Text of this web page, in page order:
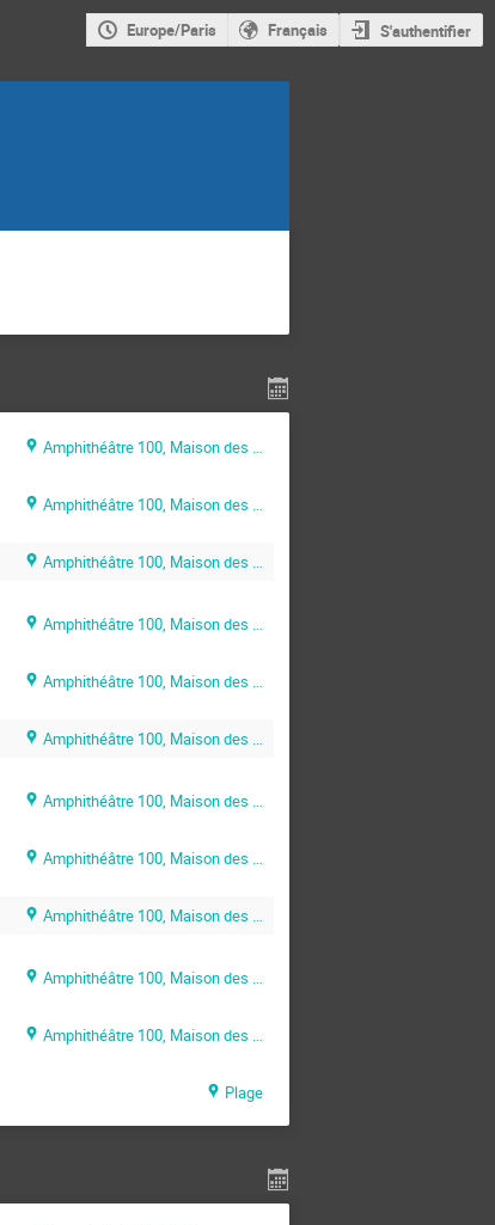
Europe/Paris Français S'authentifier
Amphithéâtre 100, Maison des Sciences de l’Ingénieur (MSI)
Amphithéâtre 100, Maison des Sciences de l’Ingénieur (MSI)
Amphithéâtre 100, Maison des Sciences de l’Ingénieur (MSI)
Amphithéâtre 100, Maison des Sciences de l’Ingénieur (MSI)
Amphithéâtre 100, Maison des Sciences de l’Ingénieur (MSI)
Amphithéâtre 100, Maison des Sciences de l’Ingénieur (MSI)
Amphithéâtre 100, Maison des Sciences de l’Ingénieur (MSI)
Amphithéâtre 100, Maison des Sciences de l’Ingénieur (MSI)
Amphithéâtre 100, Maison des Sciences de l’Ingénieur (MSI)
Amphithéâtre 100, Maison des Sciences de l’Ingénieur (MSI)
Amphithéâtre 100, Maison des Sciences de l’Ingénieur (MSI)
Plage